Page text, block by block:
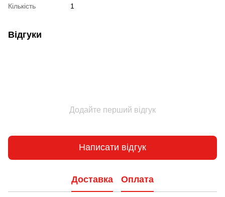
Кількість 1
Відгуки
Додайте перший відгук
Написати відгук
Доставка Оплата